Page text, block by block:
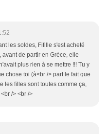
les soldes, Fifille s'est acheté
avant de partir en Grèce, elle
plus rien à se mettre !!! Tu y
chose toi (à<br /> part le fait que
les filles sont toutes comme ça,
/> <br />